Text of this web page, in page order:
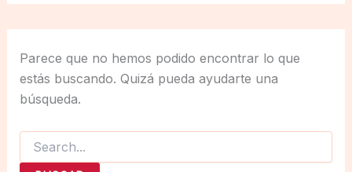
Parece que no hemos podido encontrar lo que
estás buscando. Quizá pueda ayudarte una
búsqueda.
Buscar
por: